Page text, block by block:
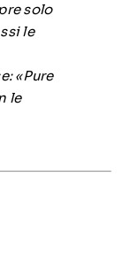
solo
le
«Pure
le